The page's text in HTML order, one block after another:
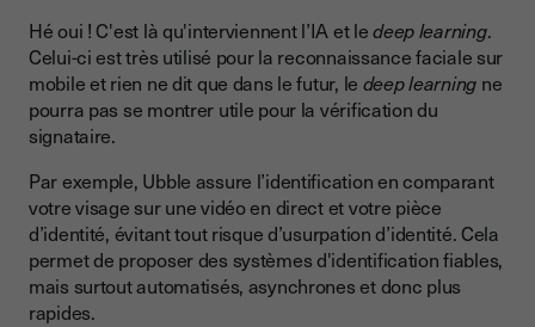
Hé oui ! C'est là qu'interviennent l’IA et ledeep learning.
Celui-ci est très utilisé pour la reconnaissance faciale sur
mobile et rien ne dit que dans le futur, le deep learning ne
pourra pas se montrer utile pour la vérification du
signataire.
Par exemple, Ubble assure l’identification en comparant
votre visage sur une vidéo en direct et votre pièce
d’identité, évitant tout risque d’usurpation d’identité. Cela
permet de proposer des systèmes d'identification fiables,
mais surtout automatisés, asynchrones et donc plus
rapides.